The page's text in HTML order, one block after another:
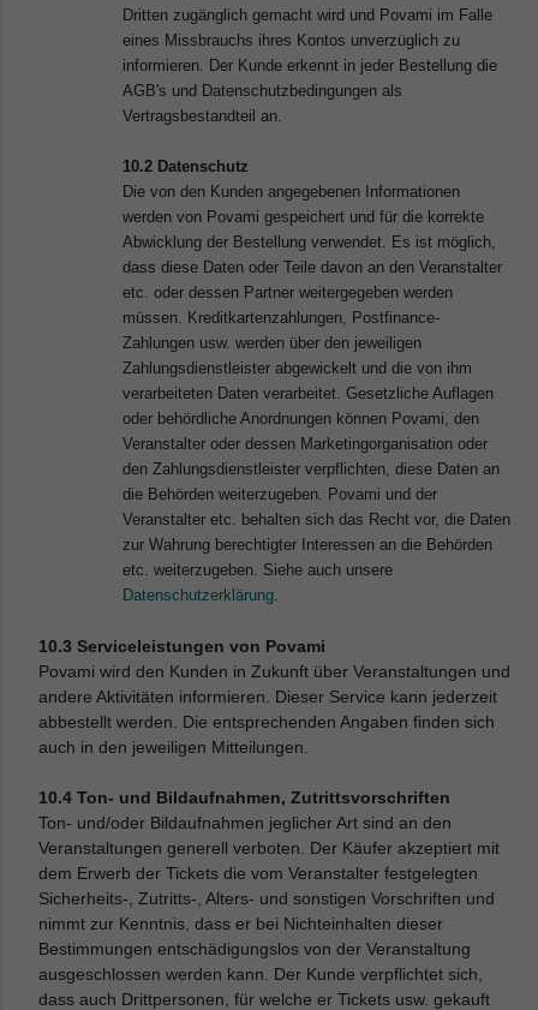
Dritten zugänglich gemacht wird und Povami im Falle
eines Missbrauchs ihres Kontos unverzüglich zu
informieren. Der Kunde erkennt in jeder Bestellung die
AGB's und Datenschutzbedingungen als
Vertragsbestandteil an.
10.2 Datenschutz
Die von den Kunden angegebenen Informationen
werden von Povami gespeichert und für die korrekte
Abwicklung der Bestellung verwendet. Es ist möglich,
dass diese Daten oder Teile davon an den Veranstalter
etc. oder dessen Partner weitergegeben werden
müssen. Kreditkartenzahlungen, Postfinance-
Zahlungen usw. werden über den jeweiligen
Zahlungsdienstleister abgewickelt und die von ihm
verarbeiteten Daten verarbeitet. Gesetzliche Auflagen
oder behördliche Anordnungen können Povami, den
Veranstalter oder dessen Marketingorganisation oder
den Zahlungsdienstleister verpflichten, diese Daten an
die Behörden weiterzugeben. Povami und der
Veranstalter etc. behalten sich das Recht vor, die Daten
zur Wahrung berechtigter Interessen an die Behörden
etc. weiterzugeben. Siehe auch unsere
Datenschutzerklärung.
10.3 Serviceleistungen von Povami
Povami wird den Kunden in Zukunft über Veranstaltungen und
andere Aktivitäten informieren. Dieser Service kann jederzeit
abbestellt werden. Die entsprechenden Angaben finden sich
auch in den jeweiligen Mitteilungen.
10.4 Ton- und Bildaufnahmen, Zutrittsvorschriften
Ton- und/oder Bildaufnahmen jeglicher Art sind an den
Veranstaltungen generell verboten. Der Käufer akzeptiert mit
dem Erwerb der Tickets die vom Veranstalter festgelegten
Sicherheits-, Zutritts-, Alters- und sonstigen Vorschriften und
nimmt zur Kenntnis, dass er bei Nichteinhalten dieser
Bestimmungen entschädigungslos von der Veranstaltung
ausgeschlossen werden kann. Der Kunde verpflichtet sich,
dass auch Drittpersonen, für welche er Tickets usw. gekauft